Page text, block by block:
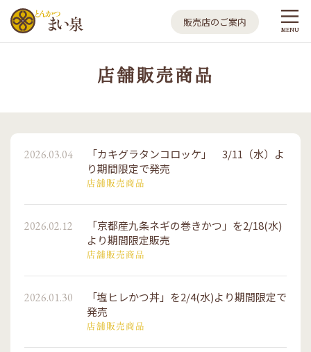
とんかつ まい泉
販売店のご案内
MENU
店舗販売商品
2026.03.04
「カキグラタンコロッケ」 3/11（水）よ
り期間限定で発売
店舗販売商品
2026.02.12
「京都産九条ネギの巻きかつ」を2/18(水)
より期間限定販売
店舗販売商品
2026.01.30
「塩ヒレかつ丼」を2/4(水)より期間限定で
発売
店舗販売商品